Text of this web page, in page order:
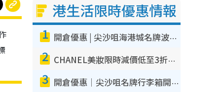
港生活限時優惠情報
1 開倉優惠 | 尖沙咀海港城名牌波鞋開倉低至1折！On鞋$899起／Joy&Peace鞋履$98起
2 CHANEL美妝限時減價低至3折！人氣粉底/唇膏/精華液低至$275！COCO香水都有平
3 開倉優惠｜尖沙咀名牌行李箱開倉低至4折！一連5日 American Tourister/ace./Hallmark $200起！